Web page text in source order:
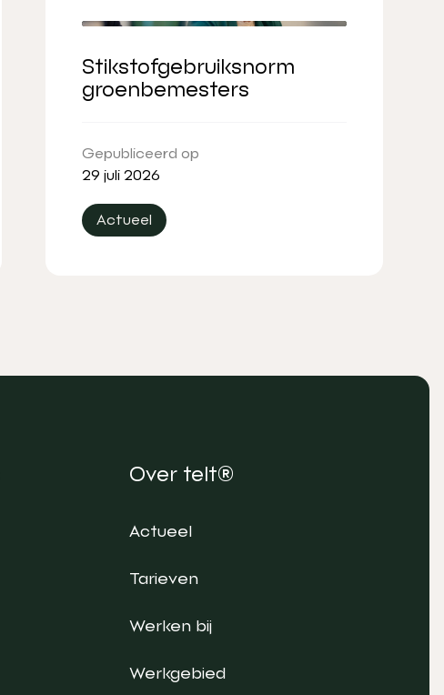
Stikstofgebruiksnorm
groenbemesters
Gepubliceerd op
29 juli 2026
Actueel
Over telt®
Actueel
Tarieven
Werken bij
Werkgebied